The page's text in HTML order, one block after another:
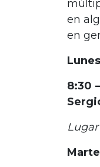
en
en
8:30